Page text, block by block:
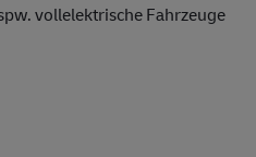
vollelektrische Fahrzeuge